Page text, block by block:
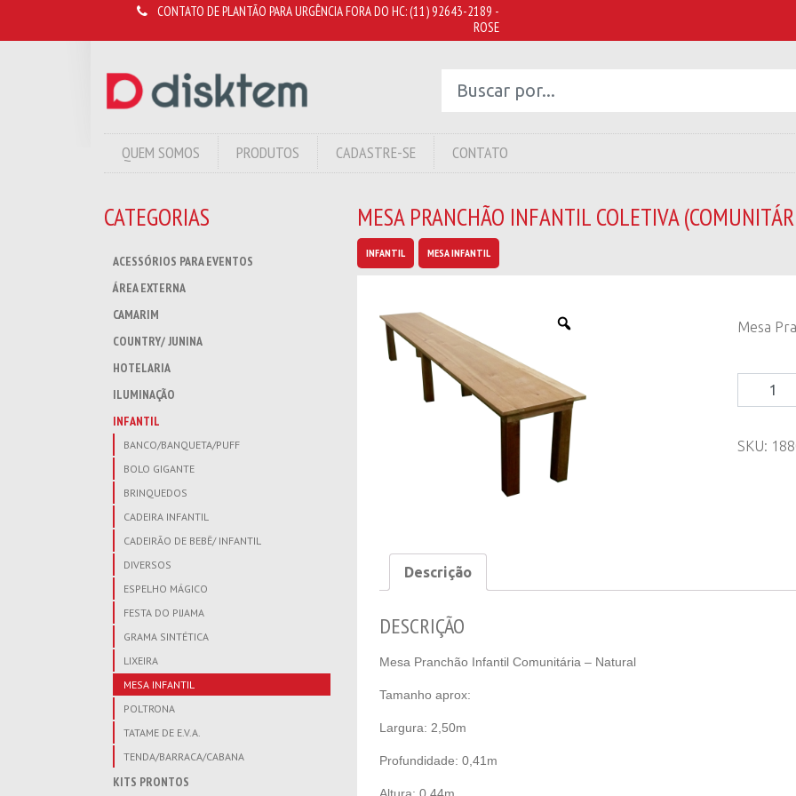
CONTATO DE PLANTÃO PARA URGÊNCIA FORA DO HC:(11) 92643-2189 -
ROSE
QUEM SOMOS PRODUTOS CADASTRE-SE CONTATO
CATEGORIAS
ACESSÓRIOS PARA EVENTOS
ÁREA EXTERNA
CAMARIM
COUNTRY/ JUNINA
HOTELARIA
ILUMINAÇÃO
INFANTIL
BANCO/BANQUETA/PUFF
BOLO GIGANTE
BRINQUEDOS
CADEIRA INFANTIL
CADEIRÃO DE BEBÊ/ INFANTIL
DIVERSOS
ESPELHO MÁGICO
FESTA DO PIJAMA
GRAMA SINTÉTICA
LIXEIRA
MESA INFANTIL
POLTRONA
TATAME DE E.V.A.
TENDA/BARRACA/CABANA
KITS PRONTOS
MESA PRANCHÃO INFANTIL COLETIVA
INFANTIL MESA INFANTIL
Mesa
Pranchão
Coletiva
SKU:
Descrição
DESCRIÇÃO
Mesa Pranchão Infantil Comunitária – Natural
Tamanho aprox:
Largura: 2,50m
Profundidade: 0,41m